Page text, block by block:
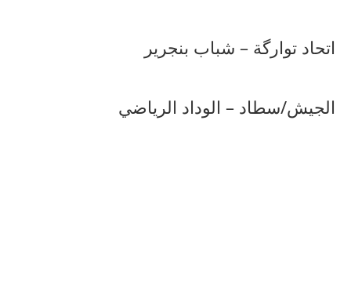
اتحاد توارگة – شباب بنجرير
الجيش/سطاد – الوداد الرياضي